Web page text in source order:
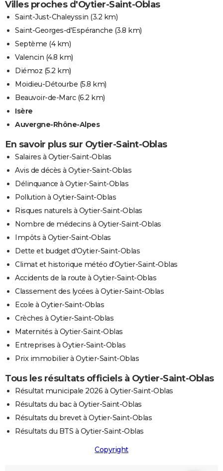
Villes proches d'Oytier-Saint-Oblas
Saint-Just-Chaleyssin (3.2 km)
Saint-Georges-d'Espéranche (3.8 km)
Septème (4 km)
Valencin (4.8 km)
Diémoz (5.2 km)
Moidieu-Détourbe (5.8 km)
Beauvoir-de-Marc(6.2 km)
Isère
Auvergne-Rhône-Alpes
En savoir plus sur Oytier-Saint-Oblas
Salaires à Oytier-Saint-Oblas
Avis de décès à Oytier-Saint-Oblas
Délinquance à Oytier-Saint-Oblas
Pollution à Oytier-Saint-Oblas
Risques naturels à Oytier-Saint-Oblas
Nombre de médecins à Oytier-Saint-Oblas
Impôts à Oytier-Saint-Oblas
Dette et budget d'Oytier-Saint-Oblas
Climat et historique météo d'Oytier-Saint-Oblas
Accidents de la route à Oytier-Saint-Oblas
Classement des lycées à Oytier-Saint-Oblas
Ecole à Oytier-Saint-Oblas
Crèches à Oytier-Saint-Oblas
Maternités à Oytier-Saint-Oblas
Entreprises à Oytier-Saint-Oblas
Prix immobilier à Oytier-Saint-Oblas
Tous les résultats officiels à Oytier-Saint-Oblas
Résultat municipale 2026 à Oytier-Saint-Oblas
Résultats du bac à Oytier-Saint-Oblas
Résultats du brevet à Oytier-Saint-Oblas
Résultats du BTS à Oytier-Saint-Oblas
Copyright